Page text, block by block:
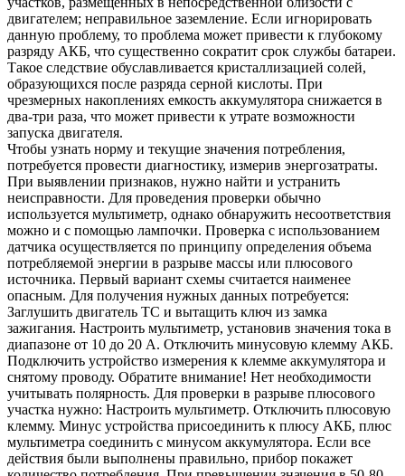
двигателем; неправильное заземление. Если игнорировать
данную проблему, то проблема может привести к глубокому
разряду АКБ, что существенно сократит срок службы батареи.
Такое следствие обуславливается кристаллизацией солей,
образующихся после разряда серной кислоты. При
чрезмерных накоплениях емкость аккумулятора снижается в
два-три раза, что может привести к утрате возможности
запуска двигателя.
Чтобы узнать норму и текущие значения потребления,
потребуется провести диагностику, измерив энергозатраты.
При выявлении признаков, нужно найти и устранить
неисправности. Для проведения проверки обычно
используется мультиметр, однако обнаружить несоответствия
можно и с помощью лампочки. Проверка с использованием
датчика осуществляется по принципу определения объема
потребляемой энергии в разрыве массы или плюсового
источника. Первый вариант схемы считается наименее
опасным. Для получения нужных данных потребуется:
Заглушить двигатель ТС и вытащить ключ из замка
зажигания. Настроить мультиметр, установив значения тока в
диапазоне от 10 до 20 А. Отключить минусовую клемму АКБ.
Подключить устройство измерения к клемме аккумулятора и
снятому проводу. Обратите внимание! Нет необходимости
учитывать полярность. Для проверки в разрыве плюсового
участка нужно: Настроить мультиметр. Отключить плюсовую
клемму. Минус устройства присоединить к плюсу АКБ, плюс
мультиметра соединить с минусом аккумулятора. Если все
действия были выполнены правильно, прибор покажет